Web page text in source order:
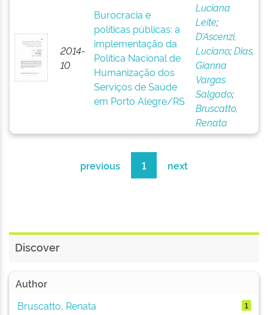
2014-
10
Burocracia e
políticas públicas: a
implementação da
Política Nacional de
Humanização dos
Serviços de Saúde
em Porto Alegre/RS
Luciana
Leite;
D’Ascenzi,
Luciano;Dias,
Gianna
Vargas
Salgado;
Bruscatto,
Renata
previous 1 next
Discover
Author
Bruscatto, Renata
1